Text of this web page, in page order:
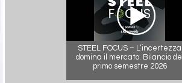
STEEL FOCUS – L’incertezza
domina il mercato. Bilancio del
primo semestre 2026